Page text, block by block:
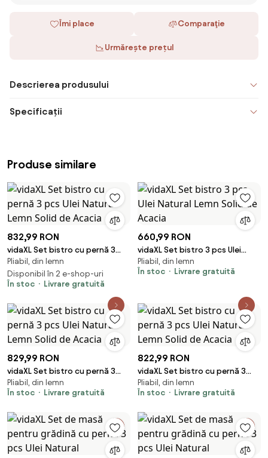
Îmi place Comparaţie
Urmărește prețul
Descrierea produsului
Specificații
Produse similare
832,99 RON
vidaXL Set bistro cu pernă 3
pcs Ulei Natural Lemn Solid de
Acacia
Pliabil, din lemn
Disponibil în 2 e-shop-uri
În stoc
Livrare gratuită
660,99 RON
vidaXL Set bistro 3 pcs Ulei
Natural Lemn Solid de Acacia
Pliabil, din lemn
În stoc
Livrare gratuită
829,99 RON
vidaXL Set bistro cu pernă 3
pcs Ulei Natural Lemn Solid de
Acacia
Pliabil, din lemn
În stoc
Livrare gratuită
822,99 RON
vidaXL Set bistro cu pernă 3
pcs Ulei Natural Lemn Solid de
Acacia
Pliabil, din lemn
În stoc
Livrare gratuită